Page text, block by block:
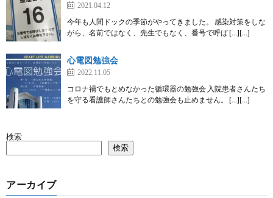
2021.04.12
今年も人間ドックの季節がやってきました。 感染対策をしな
がら、名前ではなく、先生でもなく、番号で呼ば […][…]
心電図勉強会
2022.11.05
コロナ禍でもとめなかった循環器の勉強会 入院患者さんたち
を守る看護師さんたちとの勉強会も止めません。 […][…]
検索
検索
アーカイブ